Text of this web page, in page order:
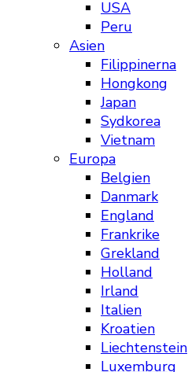
USA
Peru
Asien
Filippinerna
Hongkong
Japan
Sydkorea
Vietnam
Europa
Belgien
Danmark
England
Frankrike
Grekland
Holland
Irland
Italien
Kroatien
Liechtenstein
Luxemburg